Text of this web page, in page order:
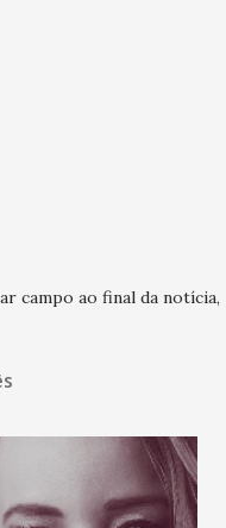
campo ao final da notícia,